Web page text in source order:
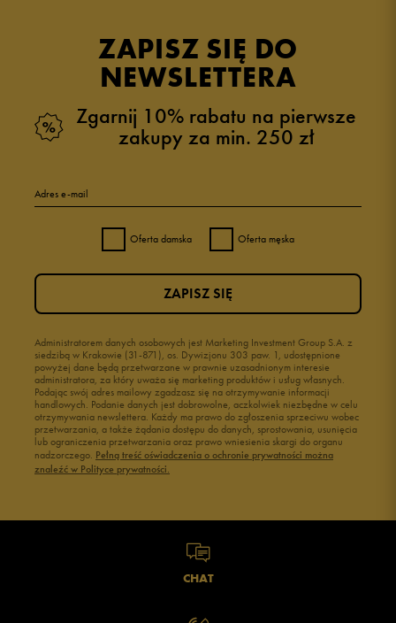
ZAPISZ SIĘ DO
NEWSLETTERA
Zgarnij 10% rabatu na pierwsze
zakupy za min. 250 zł
Adres e-mail
Oferta damska Oferta męska
Administratorem danych osobowych jest Marketing Investment Group S.A. z
siedzibą w Krakowie (31-871), os. Dywizjonu 303 paw. 1, udostępnione
powyżej dane będą przetwarzane w prawnie uzasadnionym interesie
administratora, za który uważa się marketing produktów i usług własnych.
Podając swój adres mailowy zgadzasz się na otrzymywanie informacji
handlowych. Podanie danych jest dobrowolne, aczkolwiek niezbędne w celu
otrzymywania newslettera. Każdy ma prawo do zgłoszenia sprzeciwu wobec
przetwarzania, a także żądania dostępu do danych, sprostowania, usunięcia
lub ograniczenia przetwarzania oraz prawo wniesienia skargi do organu
nadzorczego. Pełną treść oświadczenia o ochronie prywatności można
znaleźć w Polityce prywatności.
ZAPISZ SIĘ
CHAT